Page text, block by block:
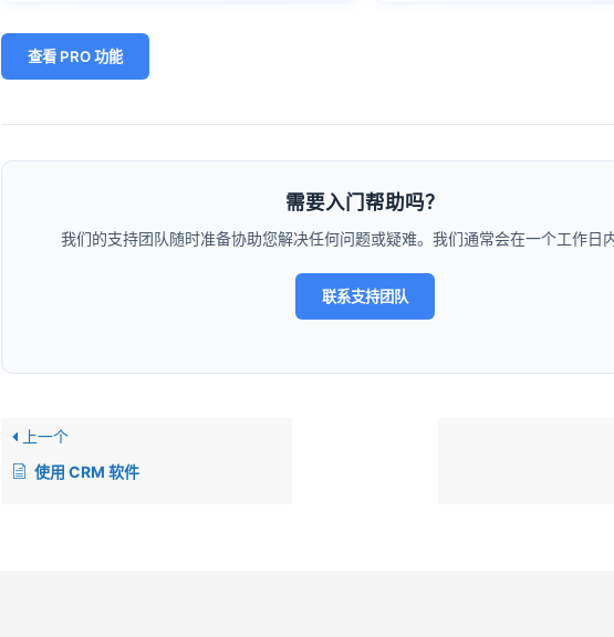
查看 PRO 功能
需要入门帮助吗？
我们的支持团队随时准备协助您解决任何问题或疑难。我们通常会在一个工作日
联系支持团队
上一个
使用 CRM 软件